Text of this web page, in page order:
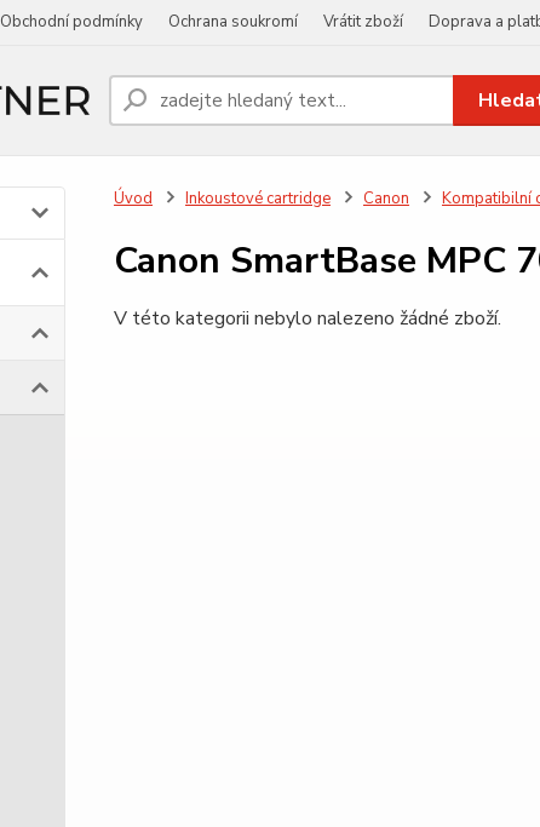
Obchodní podmínky Ochrana soukromí Vrátit zboží Doprava a
Úvod Inkoustové cartridge Canon Kompatibilní
Canon SmartBase MPC
V této kategorii nebylo nalezeno žádné zboží.